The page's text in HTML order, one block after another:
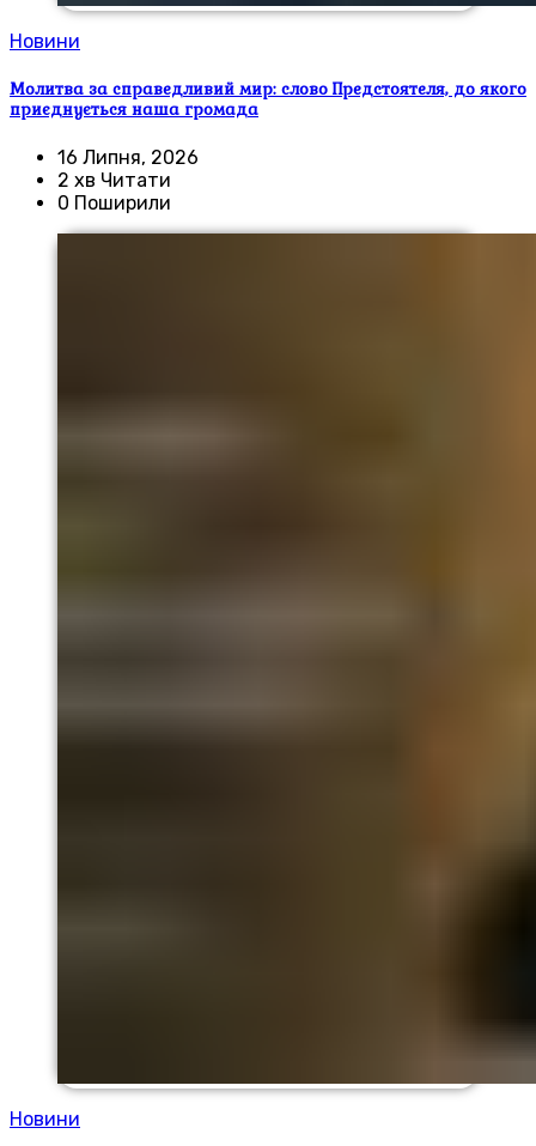
Новини
Молитва за справедливий мир: слово Предстоятеля, до якого
приєднується наша громада
16 Липня, 2026
2 хв Читати
0 Поширили
Новини